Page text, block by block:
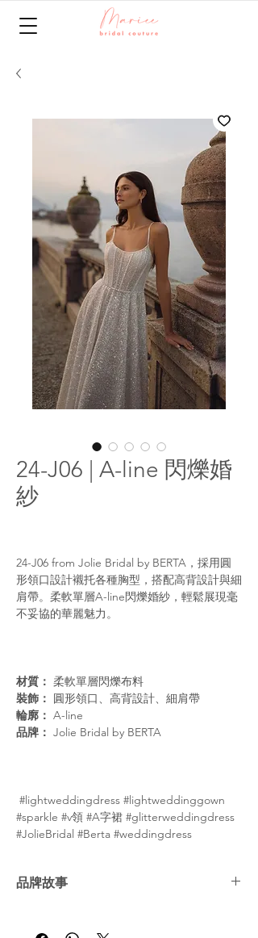
24-J06 | A-line 閃爍婚
紗
24-J06 from Jolie Bridal by BERTA，採用圓
形領口設計襯托各種胸型，搭配高背設計與細
肩帶。柔軟單層A-line閃爍婚紗，輕鬆展現毫
不妥協的華麗魅力。
材質： 柔軟單層閃爍布料
裝飾： 圓形領口、高背設計、細肩帶
輪廓： A-line
品牌： Jolie Bridal by BERTA
#lightweddingdress #lightweddinggown
#sparkle #v領 #A字裙 #glitterweddingdress
#JolieBridal #Berta #weddingdress
品牌故事
承精緻簡約的設計理念，精湛的工藝和純粹的